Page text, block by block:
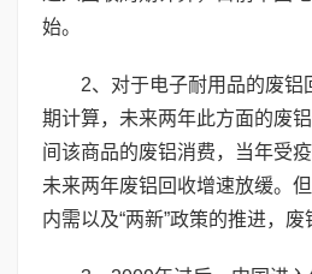
始。
2、对于电子耐用品的废铝
期计算，未来两年此方面的废
间该商品的废铝消费，当年受
未来两年废铝回收增速放缓。
内需以及“两新”政策的推进，废